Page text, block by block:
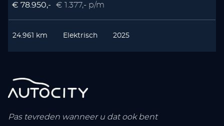
€ 78.950,- € 1.377,- p/m
24.961 km Elektrisch 2025
Pas tevreden wanneer u dat ook bent